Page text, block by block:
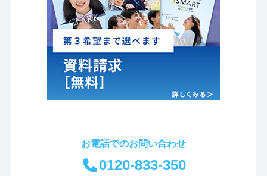
お電話でのお問い合わせ
0120-833-350